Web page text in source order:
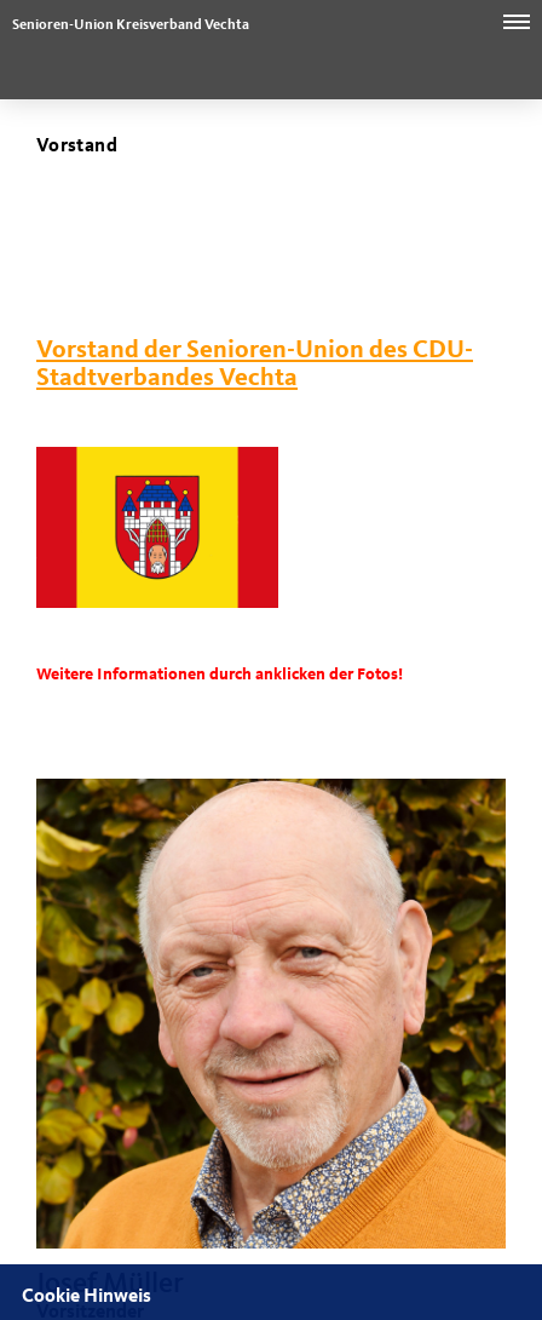
Senioren-Union Kreisverband Vechta
Vorstand
Vorstand der Senioren-Union des CDU-
Stadtverbandes Vechta
Weitere Informationen durch anklicken der Fotos!
Josef Müller
Cookie Hinweis